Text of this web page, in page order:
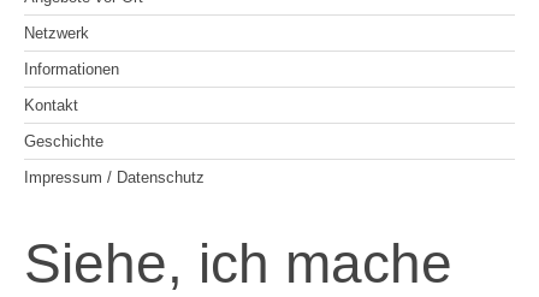
Netzwerk
Informationen
Kontakt
Geschichte
Impressum / Datenschutz
Siehe, ich mache